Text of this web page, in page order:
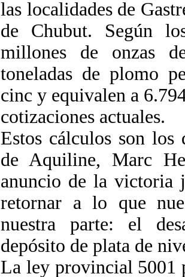
las localidades de
de Chubut. Según
millones de onzas
toneladas de plomo
cinc y equivalen a
cotizaciones actuales.
Estos cálculos son los
de Aquiline, Marc
anuncio de la victoria
retornar a lo que
nuestra parte: el
depósito de plata de
La ley provincial 5001